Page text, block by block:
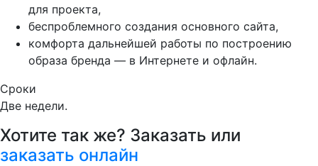
для проекта,
беспроблемного создания основного сайта,
комфорта дальнейшей работы по построению
образа бренда — в Интернете и офлайн.
Сроки
Две недели.
Хотите так же? Заказать или
заказать онлайн